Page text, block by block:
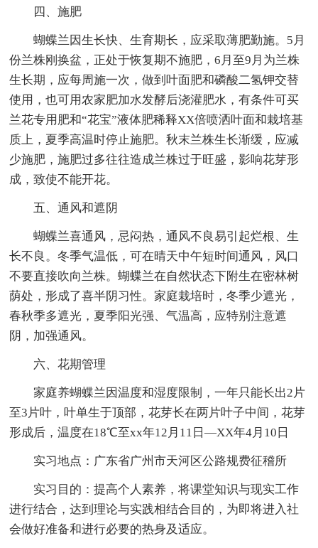
四、施肥
蝴蝶兰因生长快、生育期长，应采取薄肥勤施。5月
份兰株刚换盆，正处于恢复期不施肥，6月至9月为兰株
生长期，应每周施一次，做到叶面肥和磷酸二氢钾交替
使用，也可用农家肥加水发酵后浇灌肥水，有条件可买
兰花专用肥和“花宝”液体肥稀释XX倍喷洒叶面和栽培基
质上，夏季高温时停止施肥。秋末兰株生长渐缓，应减
少施肥，施肥过多往往造成兰株过于旺盛，影响花芽形
成，致使不能开花。
五、通风和遮阴
蝴蝶兰喜通风，忌闷热，通风不良易引起烂根、生
长不良。冬季气温低，可在晴天中午短时间通风，风口
不要直接吹向兰株。蝴蝶兰在自然状态下附生在密林树
荫处，形成了喜半阴习性。家庭栽培时，冬季少遮光，
春秋季多遮光，夏季阳光强、气温高，应特别注意遮
阴，加强通风。
六、花期管理
家庭养蝴蝶兰因温度和湿度限制，一年只能长出2片
至3片叶，叶单生于顶部，花芽长在两片叶子中间，花芽
形成后，温度在18℃至xx年12月11日—XX年4月10日
实习地点：广东省广州市天河区公路规费征稽所
实习目的：提高个人素养，将课堂知识与现实工作
进行结合，达到理论与实践相结合目的，为即将进入社
会做好准备和进行必要的热身及适应。